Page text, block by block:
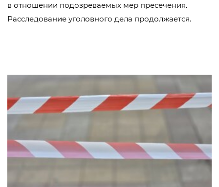
в отношении подозреваемых мер пресечения.
Расследование уголовного дела продолжается.